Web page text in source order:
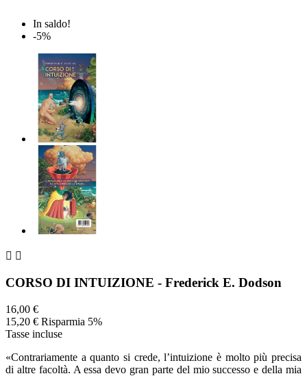
In saldo!
-5%
 
CORSO DI INTUIZIONE - Frederick E. Dodson
16,00 €
15,20 € Risparmia 5%
Tasse incluse
«Contrariamente a quanto si crede, l’intuizione è molto più precisa
di altre facoltà. A essa devo gran parte del mio successo e della mia